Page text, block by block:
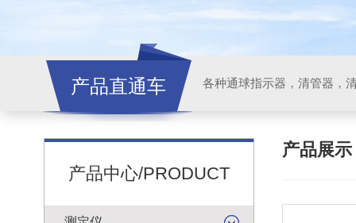
产品直通车 各种通球指示器，清管器，
产品中心/PRODUCT
产品展示